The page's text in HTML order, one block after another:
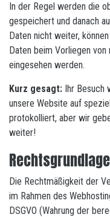
In der Regel werden die
gespeichert und danach
Daten nicht weiter,
Daten beim Vorliegen
eingesehen werden.
Kurz gesagt: Ihr
unsere Website auf
protokolliert, aber wir
weiter!
Rechtsgrundlage
Die Rechtmäßigkeit der
im Rahmen des
DSGVO (Wahrung der